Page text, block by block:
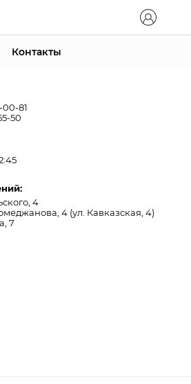
Контакты
00-81
50
4
4 (ул. Кавказская, 4)
7